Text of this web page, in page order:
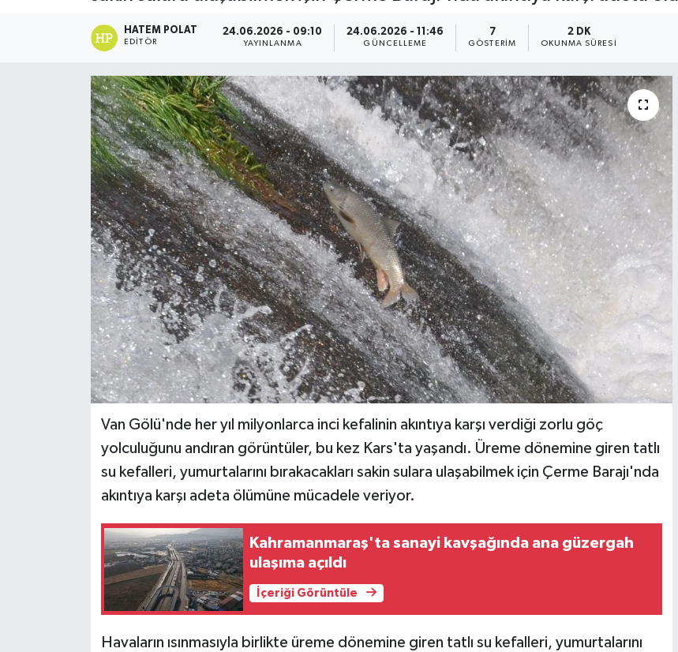
HATEM POLAT
EDITÖR
24.06.2026 - 09:10
YAYINLANMA
24.06.2026 - 11:46
GÜNCELLEME
7
GÖSTERIM
2 DK
OKUNMA SÜRESI
Van Gölü'nde her yıl milyonlarca inci kefalinin akıntıya karşı verdiği zorlu göç
yolculuğunu andıran görüntüler, bu kez Kars'ta yaşandı. Üreme dönemine giren tatlı
su kefalleri, yumurtalarını bırakacakları sakin sulara ulaşabilmek için Çerme Barajı'nda
akıntıya karşı adeta ölümüne mücadele veriyor.
Kahramanmaraş'ta sanayi kavşağında ana güzergah
ulaşıma açıldı
İçeriği Görüntüle
Havaların ısınmasıyla birlikte üreme dönemine giren tatlı su kefalleri, yumurtalarını
Haber Arşivi